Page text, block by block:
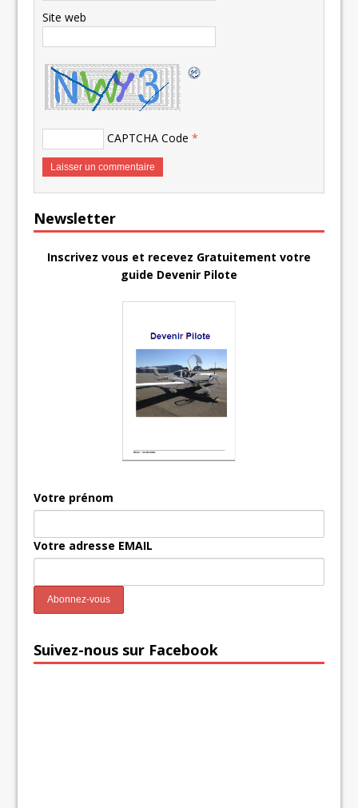
Site web
CAPTCHA Code *
Newsletter
Inscrivez vous et recevez Gratuitement votre
guide Devenir Pilote
Votre prénom
Votre adresse EMAIL
Suivez-nous sur Facebook